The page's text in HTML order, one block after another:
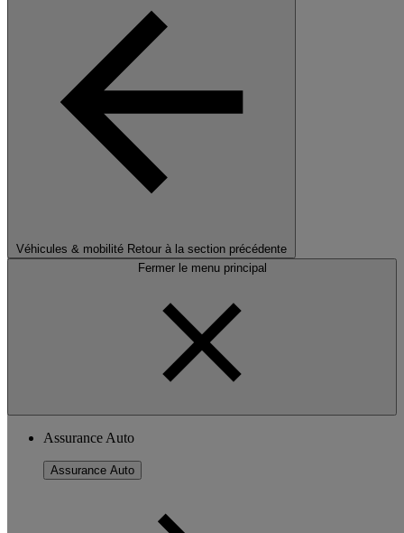
Véhicules & mobilité Retour à la section précédente
Fermer le menu principal
Assurance Auto
Assurance Auto